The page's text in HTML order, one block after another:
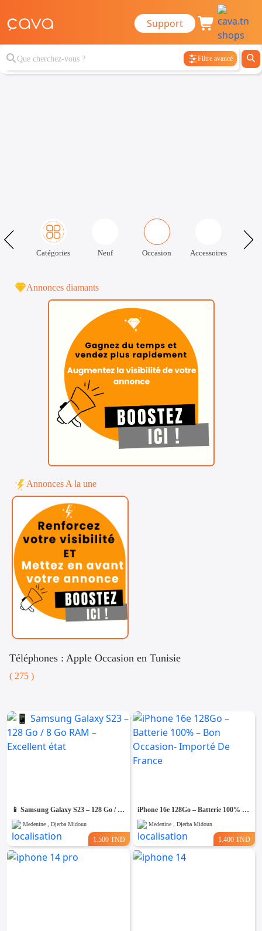
Support
Filtre avancé
Catégories Neuf Occasion Accessoires
Annonces diamants
Annonces A la une
Téléphones : Apple Occasion en Tunisie
( 275 )
📱 Samsung Galaxy S23 – 128 Go / 8 Go RAM – Excellent état
Medenine , Djerba Midoun
1.500 TND
iPhone 16e 128Go – Batterie 100% – Bon Occasion- Importé De France
Medenine , Djerba Midoun
1.400 TND